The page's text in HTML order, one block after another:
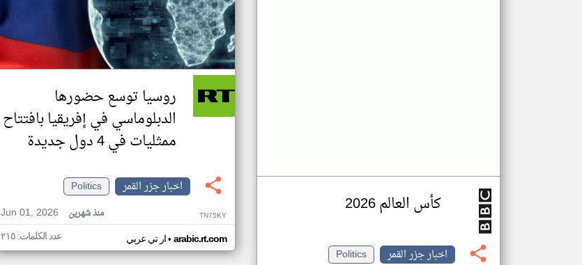
كأس العالم 2026
اخبار جزر القمر
Politics
روسيا توسع حضورها
الدبلوماسي في إفريقيا بافتتاح
ممثليات في 4 دول جديدة
اخبار جزر القمر
Politics
Jun 01, 2026
منذ شهرين TN75KY
ار تي عربي• arabic.rt.com عدد الكلمات: ٢١٥